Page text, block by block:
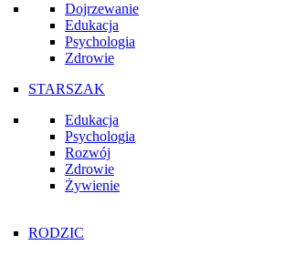
Dojrzewanie
Edukacja
Psychologia
Zdrowie
STARSZAK
Edukacja
Psychologia
Rozwój
Zdrowie
Żywienie
RODZIC